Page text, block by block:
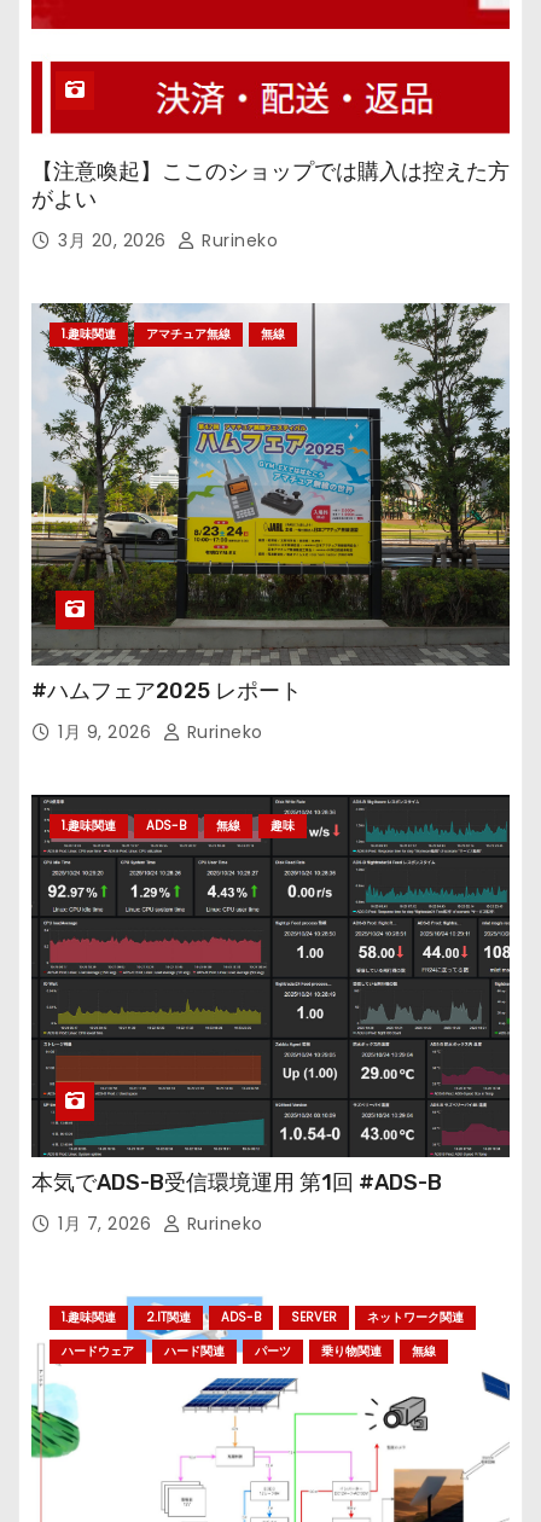
【注意喚起】ここのショップでは購入は控えた方
がよい
3月 20, 2026 Rurineko
1.趣味関連 アマチュア無線 無線
#ハムフェア2025 レポート
1月 9, 2026 Rurineko
1.趣味関連 ADS-B 無線 趣味
本気でADS-B受信環境運用 第1回 #ADS-B
1月 7, 2026 Rurineko
1.趣味関連 2.IT関連 ADS-B SERVER
ネットワーク関連
ハードウェア
ハード関連 パーツ 乗り物関連 無線